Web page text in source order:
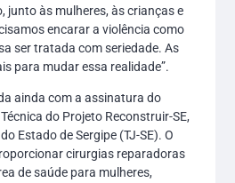
junto às mulheres, às crianças e
encarar a violência como
ser tratada com seriedade. As
para mudar essa realidade”.
ainda com a assinatura do
do Projeto Reconstruir-SE,
Estado de Sergipe (TJ-SE). O
cirurgias reparadoras
de saúde para mulheres,